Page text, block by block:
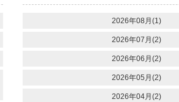
2026年08月(1)
2026年07月(2)
2026年06月(2)
2026年05月(2)
2026年04月(2)